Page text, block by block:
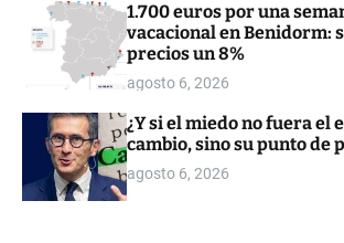
1.700 euros por una
vacacional en Benidorm:
precios un 8%
agosto 6, 2026
¿Y si el miedo no fuera el
cambio, sino su punto de
agosto 6, 2026